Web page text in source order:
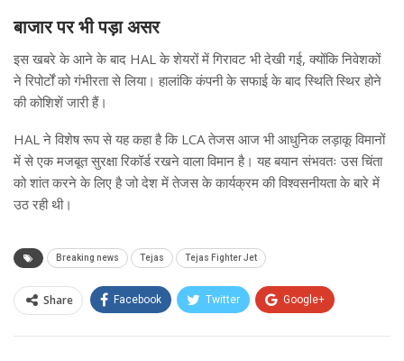
बाजार पर भी पड़ा असर
इस खबरे के आने के बाद HAL के शेयरों में गिरावट भी देखी गई, क्योंकि निवेशकों
ने रिपोर्टों को गंभीरता से लिया। हालांकि कंपनी के सफाई के बाद स्थिति स्थिर होने
की कोशिशें जारी हैं।
HAL ने विशेष रूप से यह कहा है कि LCA तेजस आज भी आधुनिक लड़ाकू विमानों
में से एक मजबूत सुरक्षा रिकॉर्ड रखने वाला विमान है। यह बयान संभवतः उस चिंता
को शांत करने के लिए है जो देश में तेजस के कार्यक्रम की विश्वसनीयता के बारे में
उठ रही थी।
Breaking news Tejas Tejas Fighter Jet
Share Facebook Twitter Google+